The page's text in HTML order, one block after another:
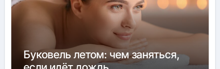
Буковель летом: чем заняться,